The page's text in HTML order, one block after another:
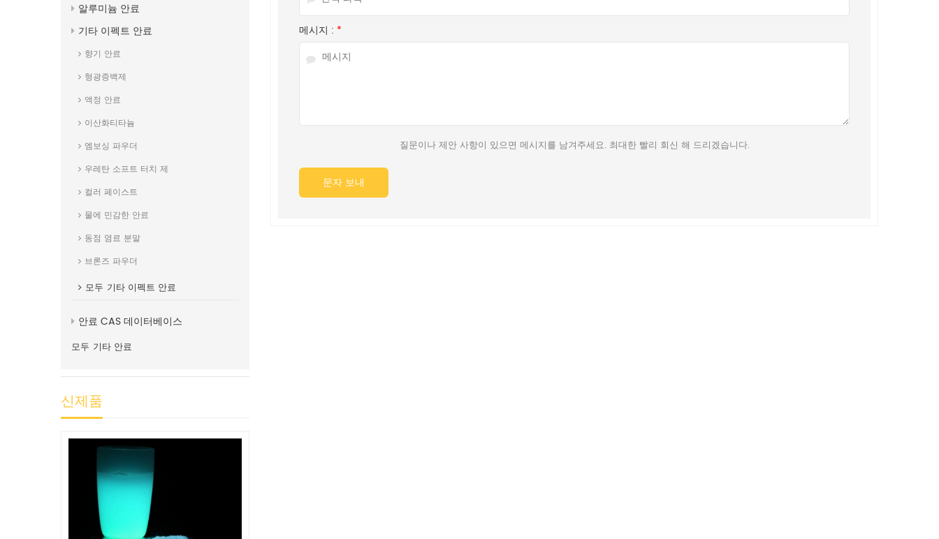
메시지 : *
질문이나 제안 사항이 있으면 메시지를 남겨주세요. 최대한 빨리 회신 해 드리겠습니다.
알루미늄 안료
기타 이펙트 안료
향기 안료
형광증백제
액정 안료
이산화티타늄
엠보싱 파우더
우레탄 소프트 터치 제
컬러 페이스트
물에 민감한 안료
동점 염료 분말
브론즈 파우더
모두 기타 이펙트 안료
안료 CAS 데이터베이스
모두 기타 안료
신제품